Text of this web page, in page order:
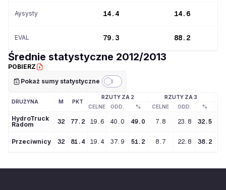
Aysysty 14.4 14.6
EVAL 79.3 88.2
Średnie statystyczne 2012/2013
POBIERZ
Pokaż sumy statystyczne
DRUŻYNA M PKT
RZUTY ZA 2
RZUTY ZA 3
CELNE
ODD. % CELNE ODD. %
HydroTruck
Radom
32 77.2 19.6 40.0 49.0 7.8 23.8 32.5
Przeciwnicy 32 81.4 19.4 37.9 51.2 8.7 22.8 38.2